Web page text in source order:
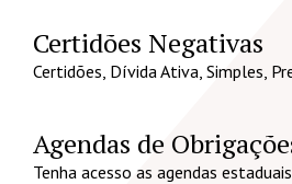
Certidões Negativas
Certidões, Dívida Ativa, Simples,
Agendas de
Tenha acesso as agendas